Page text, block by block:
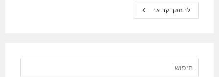
להמשך קריאהלימוד
ארדואינו
קורס